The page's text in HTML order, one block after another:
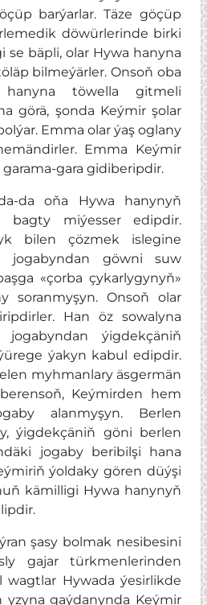
barýarlar. Täze göçüp
döwürlerinde birki
se bäpli, olar Hywa hanyna
bilmeýärler. Onsoň oba
hanyna töwella gitmeli
görä, şonda Keýmir şolar
Emma olar ýaş oglany
Emma Keýmir
gara gidiberipdir.
da oňa Hywa hanynyň
bagty miýesser edipdir.
bilen çözmek islegine
jogabyndan göwni suw
«çorba çykarlygynyň»
soranmyşyn. Onsoň olar
Han öz sowalyna
jogabyndan ýigdekçäniň
ýakyn kabul edipdir.
myhmanlary äsgermän
Keýmirden hem
alanmyşyn. Berlen
ýigdekçäniň göni berlen
jogaby beribilşi hana
ýoldaky gören düýşi
kämilligi Hywa hanynyň
şasy bolmak nesibesini
gajar türkmenlerinden
wagtlar Hywada ýesirlikde
yzyna gaýdanynda Keýmir